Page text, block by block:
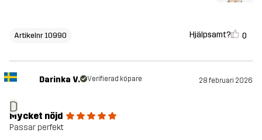
Artikelnr 10990 Hjälpsamt? 0
D
Darinka V. Verifierad köpare 28 februari 2026
Mycket nöjd
Passar perfekt